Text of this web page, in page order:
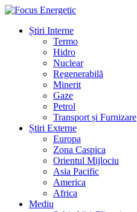
Știri Interne
Termo
Hidro
Nuclear
Regenerabilă
Minerit
Gaze
Petrol
Transport și Furnizare
Știri Externe
Europa
Zona Caspica
Orientul Mijlociu
Asia Pacific
America
Africa
Mediu